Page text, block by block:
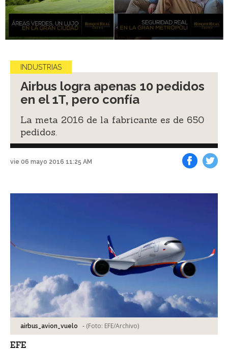
INDUSTRIAS
Airbus logra apenas 10 pedidos
en el 1T, pero confía
La meta 2016 de la fabricante es de 650
pedidos.
vie 06 mayo 2016 11:25 AM
airbus_avion_vuelo - (Foto: EFE/Archivo)
EFE